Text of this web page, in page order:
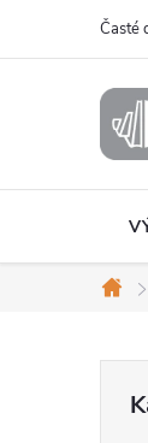
Časté